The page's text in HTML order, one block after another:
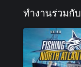
ทำงานร่วมกับ